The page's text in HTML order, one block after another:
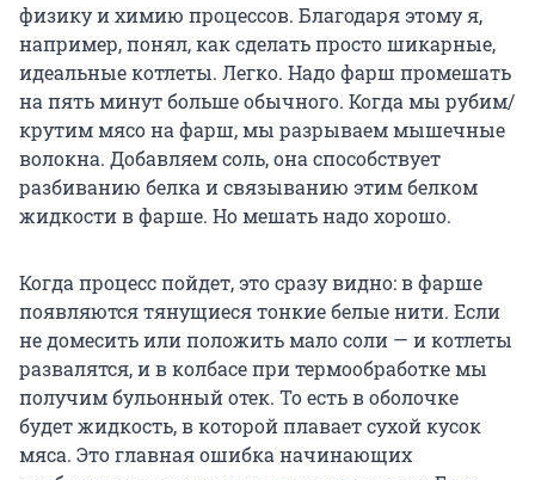
физику и химию процессов. Благодаря этому я,
например, понял, как сделать просто шикарные,
идеальные котлеты. Легко. Надо фарш промешать
на пять минут больше обычного. Когда мы рубим/
крутим мясо на фарш, мы разрываем мышечные
волокна. Добавляем соль, она способствует
разбиванию белка и связыванию этим белком
жидкости в фарше. Но мешать надо хорошо.
Когда процесс пойдет, это сразу видно: в фарше
появляются тянущиеся тонкие белые нити. Если
не домесить или положить мало соли — и котлеты
развалятся, и в колбасе при термообработке мы
получим бульонный отек. То есть в оболочке
будет жидкость, в которой плавает сухой кусок
мяса. Это главная ошибка начинающих